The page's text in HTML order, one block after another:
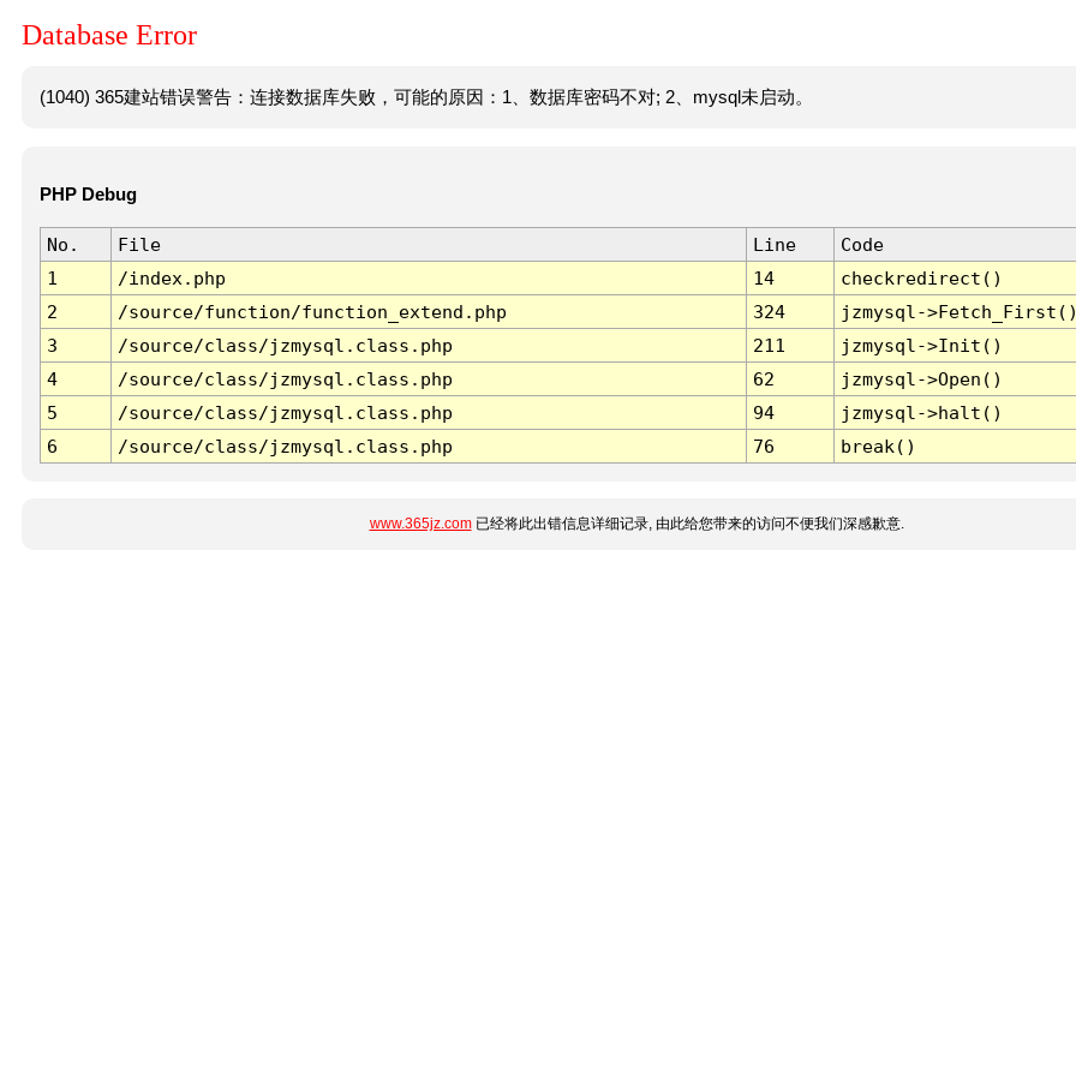
Database Error
(1040) 365建站错误警告：连接数据库失败，可能的原因：1、数据库密码不对; 2、mysql未启动。
PHP Debug
No. File Line
Code
1
/index.php 14
checkredirect()
2
/source/function/function_extend.php 324
jzmysql-
3
/source/class/jzmysql.class.php 211
jzmysql->Init()
4
/source/class/jzmysql.class.php 62
jzmysql->Open()
5
/source/class/jzmysql.class.php 94
jzmysql->halt()
6
/source/class/jzmysql.class.php 76 break()
www.365jz.com已经将此出错信息详细记录, 由此给您带来的访问不便我们深感歉意.